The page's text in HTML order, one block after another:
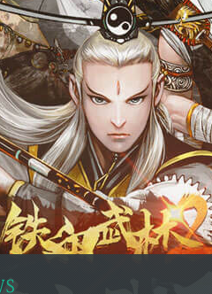
下载